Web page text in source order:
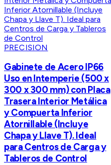
PRECISION
Gabinete de Acero IP66
Uso en Intemperie (500 x
300 x 300 mm) con Placa
Trasera Interior Metálica
y Compuerta Inferior
Atornillable (Incluye
Chapa y Llave T). Ideal
para Centros de Carga y
Tableros de Control